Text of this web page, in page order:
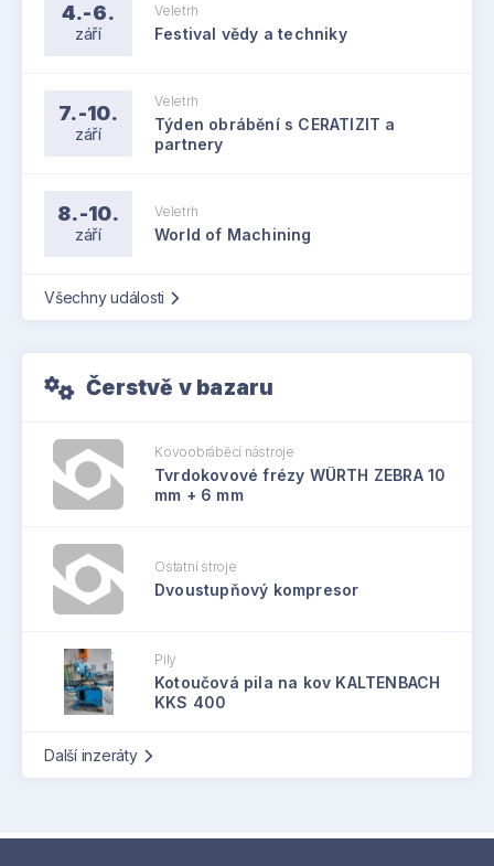
4.-6.
září
Veletrh
Festival vědy a techniky
7.-10.
září
Veletrh
Týden obrábění s CERATIZIT a
partnery
8.-10.
září
Veletrh
World of Machining
Všechny události
Čerstvě v bazaru
Kovoobráběcí nástroje
Tvrdokovové frézy WÜRTH ZEBRA 10
mm + 6 mm
Ostatní stroje
Dvoustupňový kompresor
Pily
Kotoučová pila na kov KALTENBACH
KKS 400
Další inzeráty